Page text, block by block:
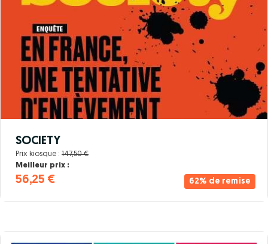
62% de remise
SOCIETY
Prix kiosque : 147,50 €
Meilleur prix :
56,25 €